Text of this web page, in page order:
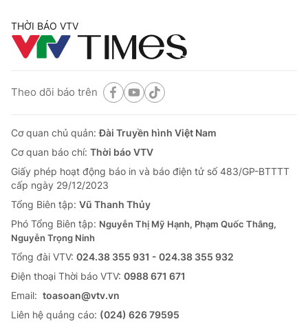
THỜI BÁO VTV
Theo dõi báo trên
Cơ quan chủ quản:Đài Truyền hình Việt Nam
Cơ quan báo chí: Thời báo VTV
Giấy phép hoạt động báo in và báo điện tử số 483/GP-BTTTT
cấp ngày 29/12/2023
Tổng Biên tập: Vũ Thanh Thủy
Phó Tổng Biên tập: Nguyễn Thị Mỹ Hạnh, Phạm Quốc Thắng,
Nguyễn Trọng Ninh
Tổng đài VTV: 024.38 355 931 - 024.38 355 932
Ðiện thoại Thời báo VTV: 0988 671 671
Email: toasoan@vtv.vn
Liên hệ quảng cáo: (024) 626 79595